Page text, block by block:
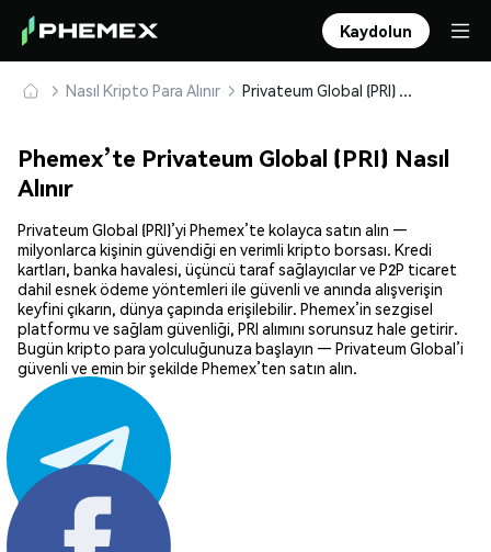
Kaydolun
Nasıl Kripto Para Alınır Privateum Global (PRI) Güvenle Satın Alın ve Saklayın
Phemex’te Privateum Global (PRI) Nasıl
Alınır
Privateum Global (PRI)’yi Phemex’te kolayca satın alın —
milyonlarca kişinin güvendiği en verimli kripto borsası. Kredi
kartları, banka havalesi, üçüncü taraf sağlayıcılar ve P2P ticaret
dahil esnek ödeme yöntemleri ile güvenli ve anında alışverişin
keyfini çıkarın, dünya çapında erişilebilir. Phemex’in sezgisel
platformu ve sağlam güvenliği, PRI alımını sorunsuz hale getirir.
Bugün kripto para yolculuğunuza başlayın — Privateum Global’i
güvenli ve emin bir şekilde Phemex’ten satın alın.
Paylaş: